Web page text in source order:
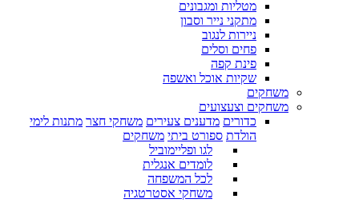
מטליות ומגבונים
מתקני נייר וסבון
ניירות לנגוב
פחים וסלים
פינת קפה
שקיות אוכל ואשפה
משחקים
משחקים וצעצועים
כדורים מדענים צעירים משחקי חצר מתנות לימי
הולדת ספורט ביתי משחקים
לגו ופליימוביל
לומדים אנגלית
לכל המשפחה
משחקי אסטרטגיה